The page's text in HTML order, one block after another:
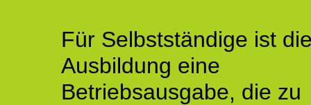
Für Selbstständige ist
Ausbildung eine
Betriebsausgabe, die zu